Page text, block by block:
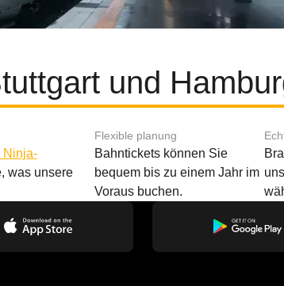
und
Ninja-
was unsere
Flexible planung
Bahntickets können Sie
bequem bis zu einem Jahr im
Voraus buchen.